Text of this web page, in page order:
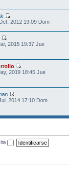
2012 19:09 Dom
2015 19:37 Jue
2019 18:45 Jue
2014 17:10 Dom